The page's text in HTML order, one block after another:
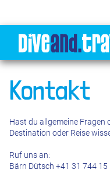
Kontakt
Hast du allgemeine Fragen
Destination oder Reise
Ruf uns an:
Bärn Dütsch +41 31 744 15